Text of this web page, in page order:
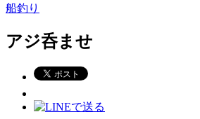
船釣り
アジ呑ませ